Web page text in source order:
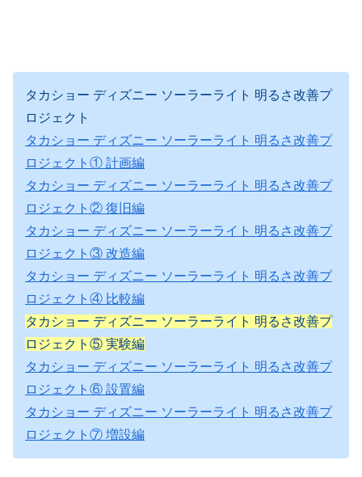
タカショー ディズニー ソーラーライト 明るさ改善プ
ロジェクト
タカショー ディズニー ソーラーライト 明るさ改善プ
ロジェクト① 計画編
タカショー ディズニー ソーラーライト 明るさ改善プ
ロジェクト② 復旧編
タカショー ディズニー ソーラーライト 明るさ改善プ
ロジェクト③ 改造編
タカショー ディズニー ソーラーライト 明るさ改善プ
ロジェクト④ 比較編
タカショー ディズニー ソーラーライト 明るさ改善プ
ロジェクト⑤ 実験編
タカショー ディズニー ソーラーライト 明るさ改善プ
ロジェクト⑥ 設置編
タカショー ディズニー ソーラーライト 明るさ改善プ
ロジェクト⑦ 増設編